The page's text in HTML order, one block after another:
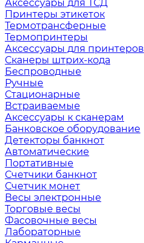
Аксессуары для ТСД
Принтеры этикеток
Термотрансферные
Термопринтеры
Аксессуары для принтеров
Сканеры штрих-кода
Беспроводные
Ручные
Стационарные
Встраиваемые
Аксессуары к сканерам
Банковское оборудование
Детекторы банкнот
Автоматические
Портативные
Счетчики банкнот
Счетчик монет
Весы электронные
Торговые весы
Фасовочные весы
Лабораторные